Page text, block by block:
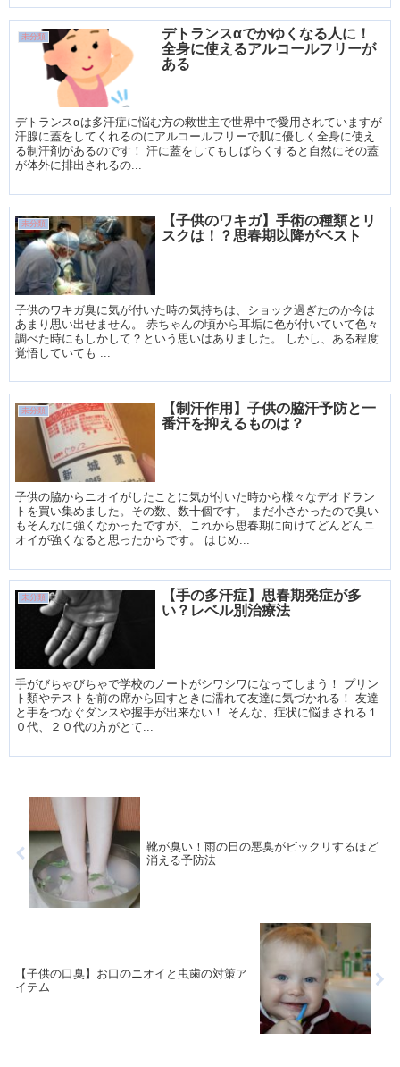
未分類
デトランスαでかゆくなる人に！
全身に使えるアルコールフリーが
ある
デトランスαは多汗症に悩む方の救世主で世界中で愛用されていますが
汗腺に蓋をしてくれるのにアルコールフリーで肌に優しく全身に使え
る制汗剤があるのです！ 汗に蓋をしてもしばらくすると自然にその蓋
が体外に排出されるの...
未分類
【子供のワキガ】手術の種類とリ
スクは！？思春期以降がベスト
子供のワキガ臭に気が付いた時の気持ちは、ショック過ぎたのか今は
あまり思い出せません。 赤ちゃんの頃から耳垢に色が付いていて色々
調べた時にもしかして？という思いはありました。 しかし、ある程度
覚悟していても ...
未分類
【制汗作用】子供の脇汗予防と一
番汗を抑えるものは？
子供の脇からニオイがしたことに気が付いた時から様々なデオドラン
トを買い集めました。その数、数十個です。 まだ小さかったので臭い
もそんなに強くなかったですが、これから思春期に向けてどんどんニ
オイが強くなると思ったからです。 はじめ...
未分類
【手の多汗症】思春期発症が多
い？レベル別治療法
手がびちゃびちゃで学校のノートがシワシワになってしまう！ プリン
ト類やテストを前の席から回すときに濡れて友達に気づかれる！ 友達
と手をつなぐダンスや握手が出来ない！ そんな、症状に悩まされる１
０代、２０代の方がとて...
靴が臭い！雨の日の悪臭がビックリするほど
消える予防法
【子供の口臭】お口のニオイと虫歯の対策ア
イテム